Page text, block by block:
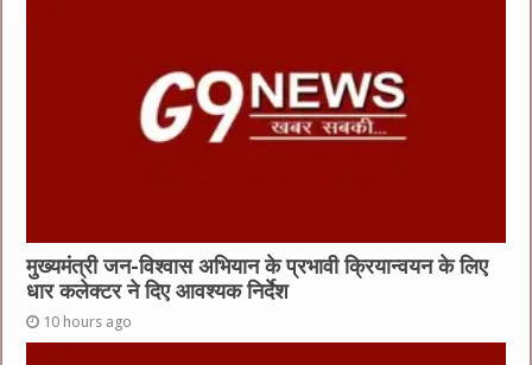
मुख्यमंत्री जन-विश्वास अभियान के प्रभावी क्रियान्वयन के लिए
धार कलेक्टर ने दिए आवश्यक निर्देश
10 hours ago